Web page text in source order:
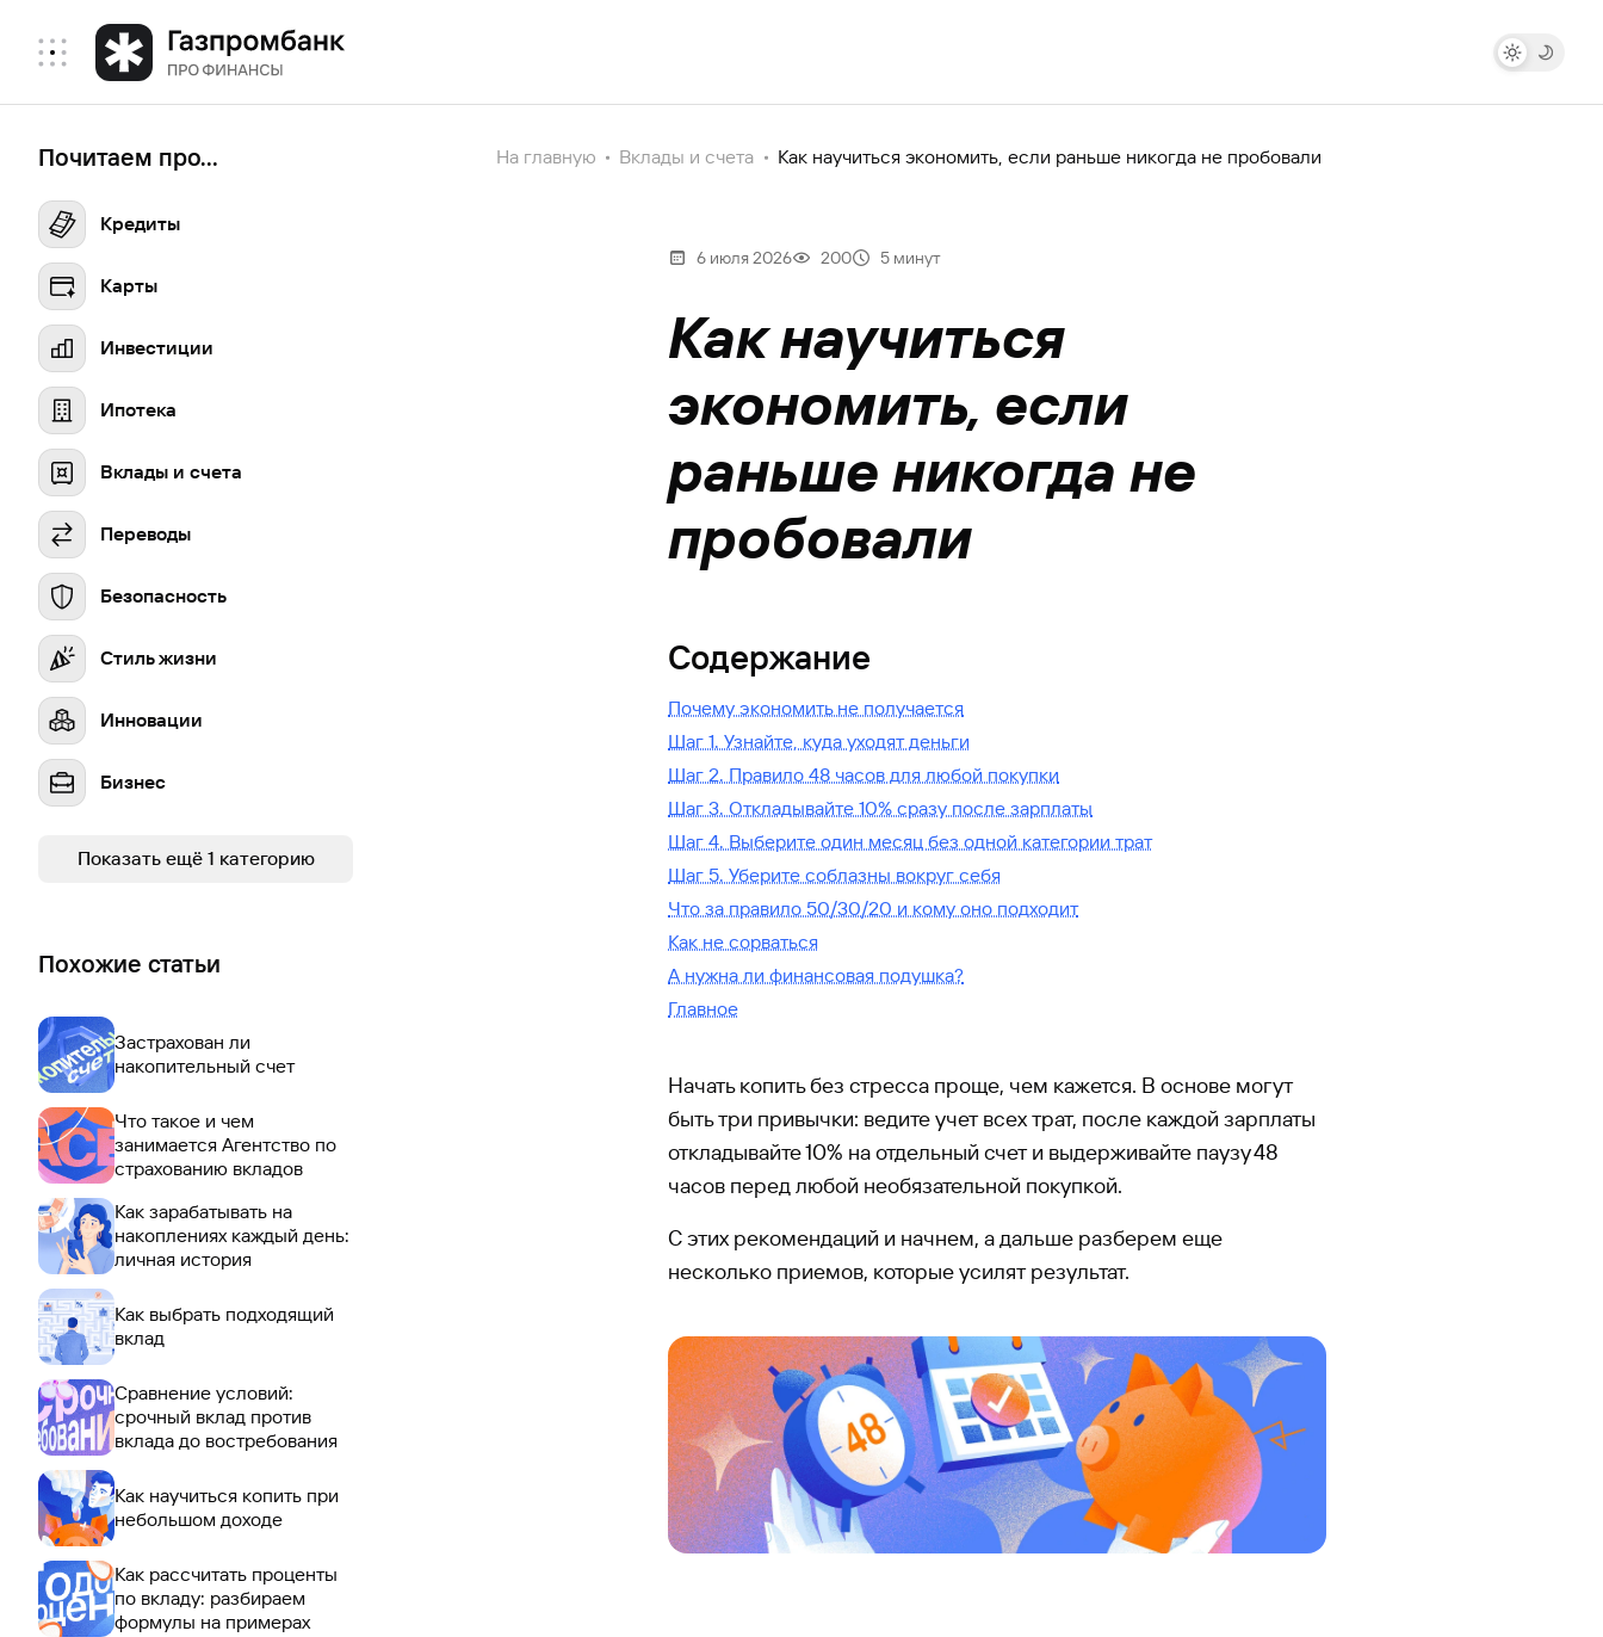
На главную Вклады и счета Как научиться экономить, если раньше никогда не пробовали
6 июля 2026 200 5 минут
Как научиться
экономить, если
раньше никогда не
пробовали
Содержание
Почему экономить не получается
Шаг 1. Узнайте, куда уходят деньги
Шаг 2. Правило 48 часов для любой покупки
Шаг 3. Откладывайте 10% сразу после зарплаты
Шаг 4. Выберите один месяц без одной категории трат
Шаг 5. Уберите соблазны вокруг себя
Что за правило 50/30/20 и кому оно подходит
Как не сорваться
А нужна ли финансовая подушка?
Главное
Начать копить без стресса проще, чем кажется. В основе могут
быть три привычки: ведите учет всех трат, после каждой зарплаты
откладывайте 10% на отдельный счет и выдерживайте паузу 48
часов перед любой необязательной покупкой.
С этих рекомендаций и начнем, а дальше разберем еще
несколько приемов, которые усилят результат.
Почитаем про...
Кредиты
Карты
Инвестиции
Ипотека
Вклады и счета
Переводы
Безопасность
Стиль жизни
Инновации
Бизнес
Показать ещё 1 категорию
Похожие статьи
Застрахован ли
накопительный счет
Что такое и чем
занимается Агентство по
страхованию вкладов
Как зарабатывать на
накоплениях каждый день:
личная история
Как выбрать подходящий
вклад
Сравнение условий:
срочный вклад против
вклада до востребования
Как научиться копить при
небольшом доходе
Как рассчитать проценты
по вкладу: разбираем
формулы на примерах